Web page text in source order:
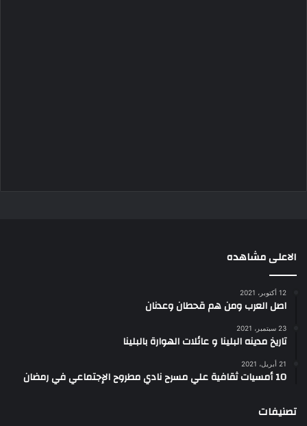
الاعلى مشاهده
12 أكتوبر، 2021
اصل العرب ومن هم قحطان وعدنان
23 سبتمبر، 2021
تاريخ مدينه البلينا و عائلات الهوارة بالبلينا
21 أبريل، 2021
10 أمسيات ثقافية علي مسرح نادي مطروح الإجتماعي في رمضان
تصنيفات